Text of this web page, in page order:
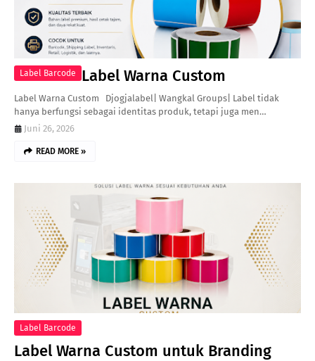
Label Barcode Label Warna Custom
Label Warna Custom Djogjalabel| Wangkal Groups| Label tidak
hanya berfungsi sebagai identitas produk, tetapi juga men…
Juni 26, 2026
READ MORE »
Label Barcode
Label Warna Custom untuk Branding